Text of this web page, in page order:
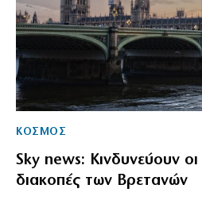
ΚΟΣΜΟΣ
Sky news: Κινδυνεύουν οι
διακοπές των Βρετανών